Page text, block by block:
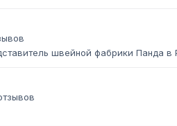
швейной фабрики Панда